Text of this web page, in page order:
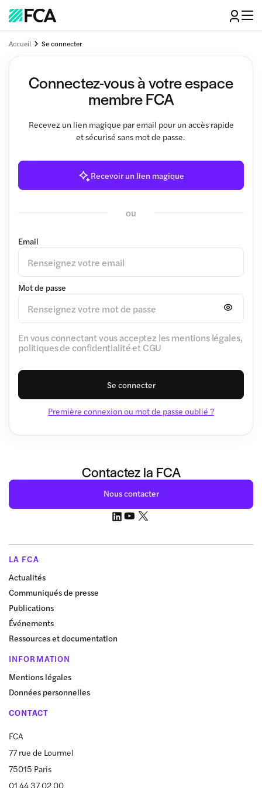
Accueil Se connecter
Connectez-vous à votre espace
membre FCA
Recevez un lien magique par email pour un accès rapide
et sécurisé sans mot de passe.
Recevoir un lien magique
ou
Email
Mot de passe
En vous connectant vous acceptez les mentions légales,
politiques de confidentialité et CGU
Se connecter
Première connexion ou mot de passe oublié ?
Contactez la FCA
Nous contacter
LA FCA
Actualités
Communiqués de presse
Publications
Événements
Ressources et documentation
INFORMATION
Mentions légales
Données personnelles
CONTACT
FCA
77 rue de Lourmel
75015 Paris
01 44 37 02 00